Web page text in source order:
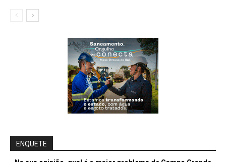
ENQUETE